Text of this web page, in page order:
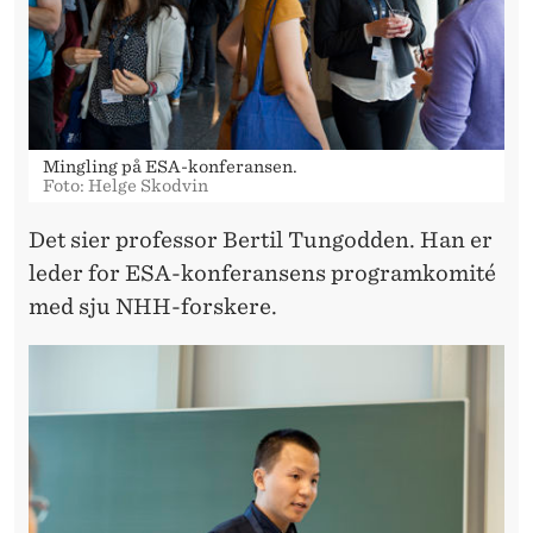
Mingling på ESA-konferansen.
Foto: Helge Skodvin
Det sier professor Bertil Tungodden. Han er
leder for ESA-konferansens programkomité
med sju NHH-forskere.